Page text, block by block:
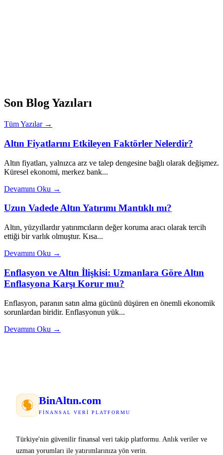
Son Blog Yazıları
Tüm Yazılar →
Altın Fiyatlarını Etkileyen Faktörler Nelerdir?
Altın fiyatları, yalnızca arz ve talep dengesine bağlı olarak değişmez.
Küresel ekonomi, merkez bank...
Devamını Oku →
Uzun Vadede Altın Yatırımı Mantıklı mı?
Altın, yüzyıllardır yatırımcıların değer koruma aracı olarak tercih
ettiği bir varlık olmuştur. Kısa...
Devamını Oku →
Enflasyon ve Altın İlişkisi: Uzmanlara Göre Altın
Enflasyona Karşı Korur mu?
Enflasyon, paranın satın alma gücünü düşüren en önemli ekonomik
sorunlardan biridir. Enflasyonun yük...
Devamını Oku →
BinAltın.com
FINANSAL VERI PLATFORMU
Türkiye'nin güvenilir finansal veri takip platformu. Anlık veriler ve
uzman yorumları ile yatırımlarınıza yön verin.